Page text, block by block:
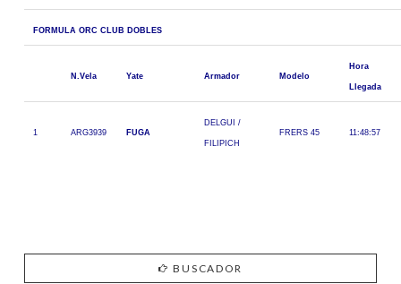
FORMULA ORC CLUB DOBLES
N.Vela Yate Armador Modelo
Hora
Llegada
1 ARG3939 FUGA
DELGUI /
FILIPICH
FRERS 45 11:48:57
BUSCADOR